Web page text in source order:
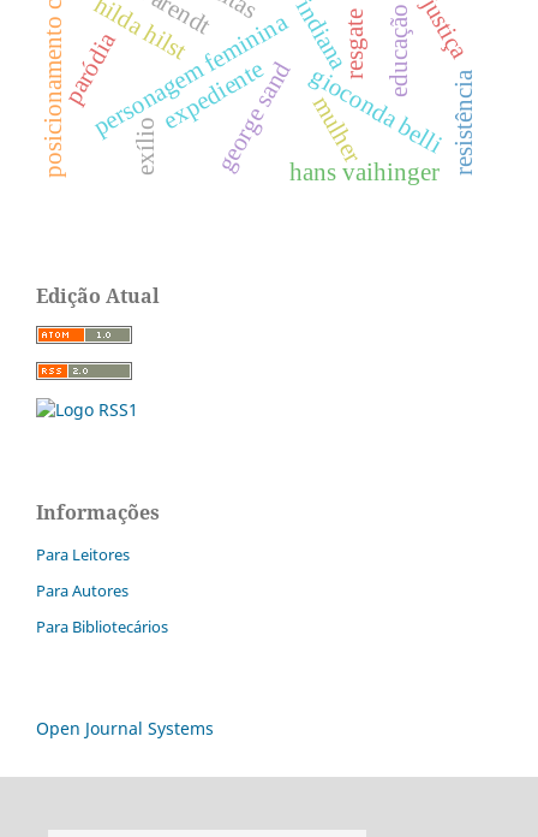
expediente gioconda belli
george sand
indiana
personagem feminina educação
mulher
hilda hilst
posicionamento crítico resgate justiça
paródia
exílio resistência
hans vaihinger
Edição Atual
Informações
Para Leitores
Para Autores
Para Bibliotecários
Open Journal Systems